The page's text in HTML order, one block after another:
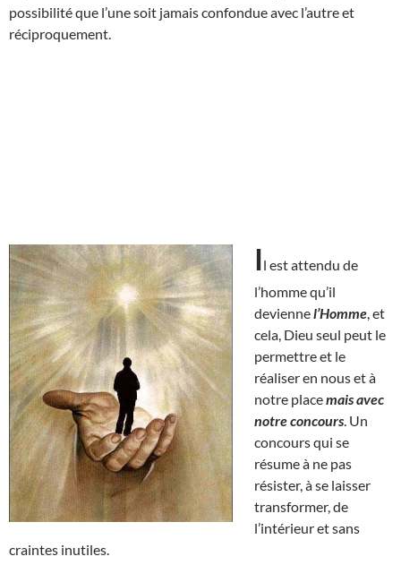
possibilité que l’une soit jamais confondue avec l’autre et
réciproquement.
Il est attendu de
l’homme qu’il
deviennel’Homme , et
cela, Dieu seul peut le
permettre et le
réaliser en nous et à
notre placemais avec
notre concours . Un
concours qui se
résume à ne pas
résister, à se laisser
transformer, de
l’intérieur et sans
craintes inutiles.